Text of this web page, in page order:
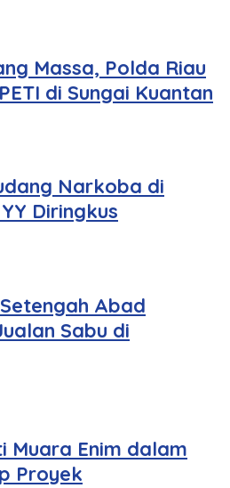
Massa, Polda Riau
di Sungai Kuantan
Narkoba di
Diringkus
Abad
Sabu di
Muara Enim dalam
Proyek